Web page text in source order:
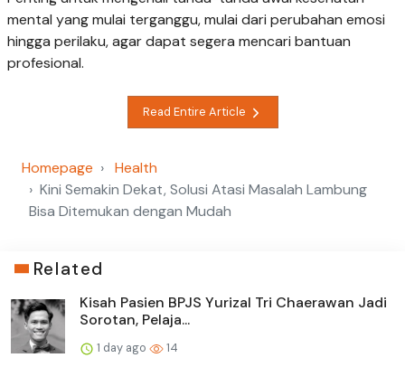
mental yang mulai terganggu, mulai dari perubahan emosi
hingga perilaku, agar dapat segera mencari bantuan
profesional.
Read Entire Article
Homepage
Health
Kini Semakin Dekat, Solusi Atasi Masalah Lambung
Bisa Ditemukan dengan Mudah
Related
Kisah Pasien BPJS Yurizal Tri Chaerawan Jadi
Sorotan, Pelaja...
1 day ago 14